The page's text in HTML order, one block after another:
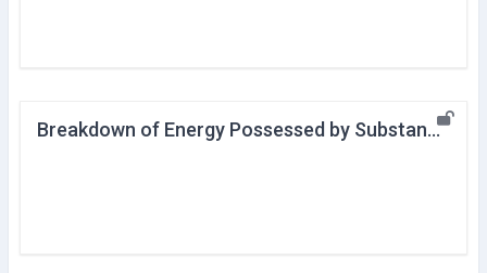
Breakdown of Energy Possessed by Substance (Law of Increasing Entropy)